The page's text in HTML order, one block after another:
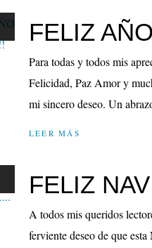
FELIZ
Para todas y todos mis
Felicidad, Paz Amor y
mi sincero deseo. Un
LEER MÁS
FELIZ
A todos mis queridos
ferviente deseo de que